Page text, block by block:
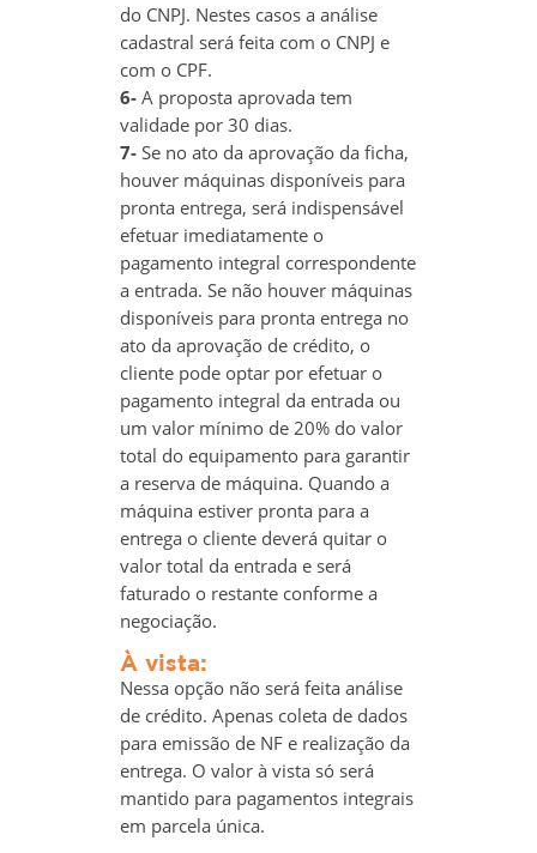
do CNPJ. Nestes casos a análise
cadastral será feita com o CNPJ e
com o CPF.
6- A proposta aprovada tem
validade por 30 dias.
7- Se no ato da aprovação da ficha,
houver máquinas disponíveis para
pronta entrega, será indispensável
efetuar imediatamente o
pagamento integral correspondente
a entrada. Se não houver máquinas
disponíveis para pronta entrega no
ato da aprovação de crédito, o
cliente pode optar por efetuar o
pagamento integral da entrada ou
um valor mínimo de 20% do valor
total do equipamento para garantir
a reserva de máquina. Quando a
máquina estiver pronta para a
entrega o cliente deverá quitar o
valor total da entrada e será
faturado o restante conforme a
negociação.
À vista:​
Nessa opção não será feita análise
de crédito. Apenas coleta de dados
para emissão de NF e realização da
entrega. O valor à vista só será
mantido para pagamentos integrais
em parcela única.